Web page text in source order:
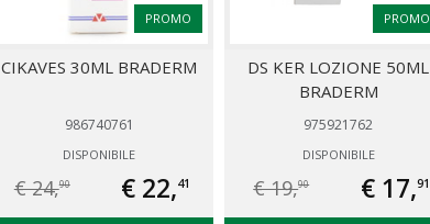
PROMO
CIKAVES 30ML BRADERM
986740761
DISPONIBILE
€ 24,90 € 22,41
PROMO
DS KER LOZIONE 50ML
BRADERM
975921762
DISPONIBILE
€ 19,90 € 17,91